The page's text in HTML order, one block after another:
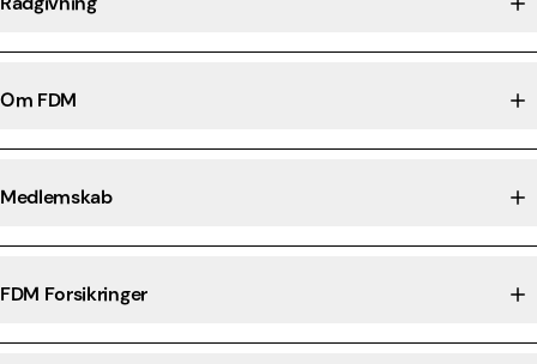
Om FDM
Medlemskab
FDM Forsikringer